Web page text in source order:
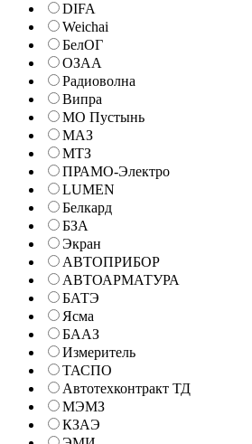
DIFA
Weichai
БелОГ
ОЗАА
Радиоволна
Випра
МО Пустынь
МАЗ
МТЗ
ПРАМО-Электро
LUMEN
Белкард
БЗА
Экран
АВТОПРИБОР
АВТОАРМАТУРА
БАТЭ
Ясма
БААЗ
Измеритель
ТАСПО
Автотехконтракт ТД
МЭМЗ
КЗАЭ